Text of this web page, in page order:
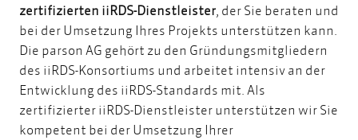
zertifizierten iiRDS-Dienstleister , der Sie beraten und
bei der Umsetzung Ihres Projekts unterstützen kann.
Die parson AG gehört zu den Gründungsmitgliedern
des iiRDS-Konsortiums und arbeitet intensiv an der
Entwicklung des iiRDS-Standards mit. Als
zertifizierter iiRDS-Dienstleister unterstützen wir Sie
kompetent bei der Umsetzung Ihrer